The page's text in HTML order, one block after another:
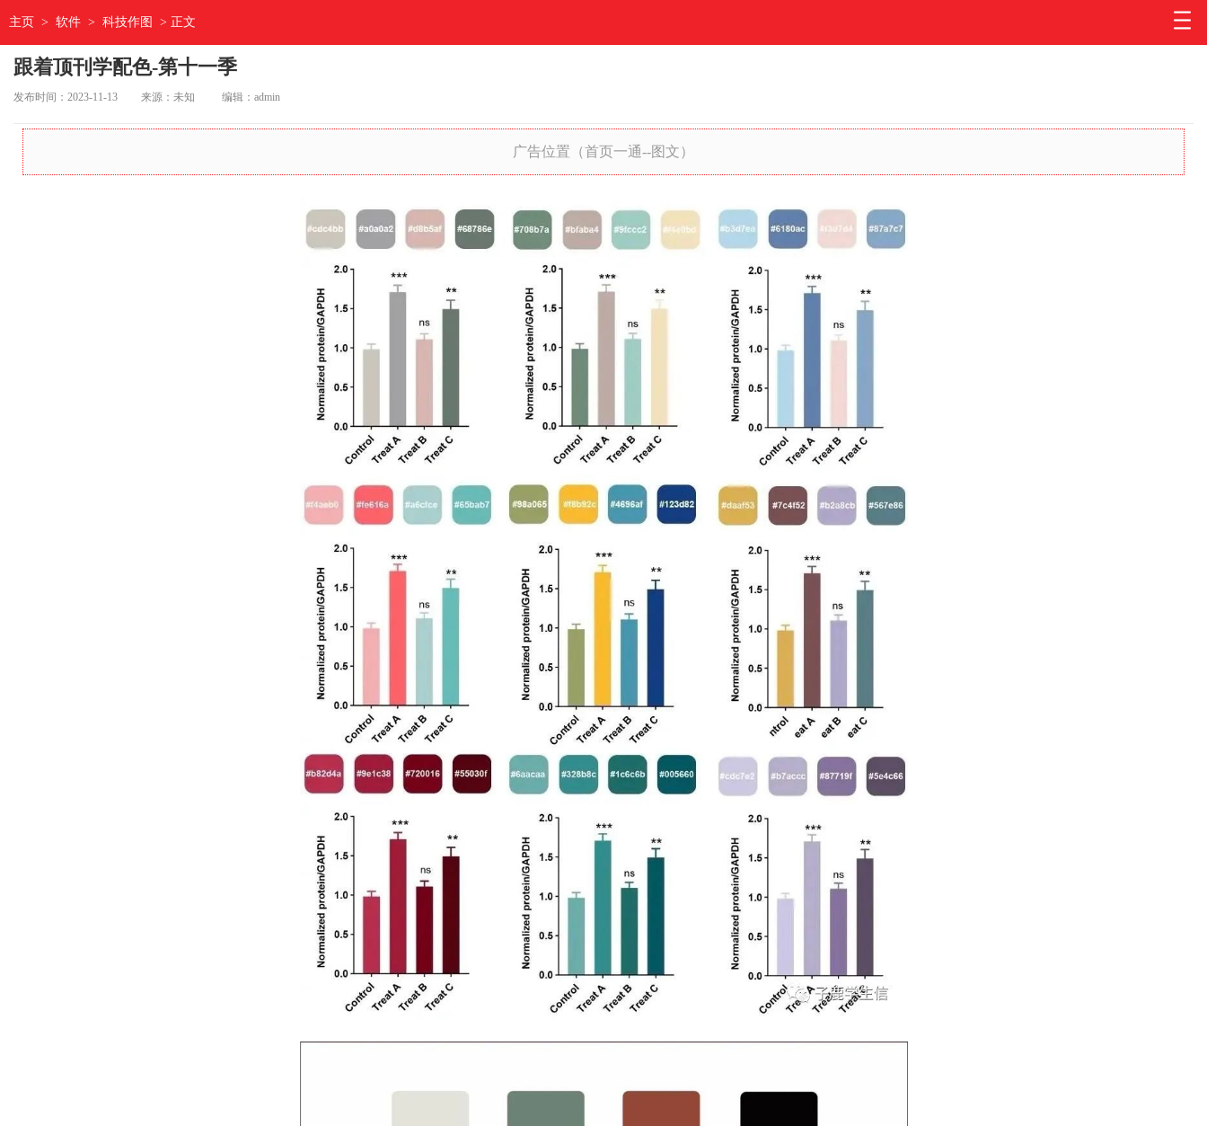
主页 > 软件 > 科技作图 > 正文
跟着顶刊学配色-第十一季
发布时间：2023-11-13 来源：未知 编辑：admin
广告位置（首页一通--图文）